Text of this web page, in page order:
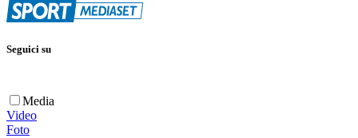
Seguici su
Media
Video
Foto